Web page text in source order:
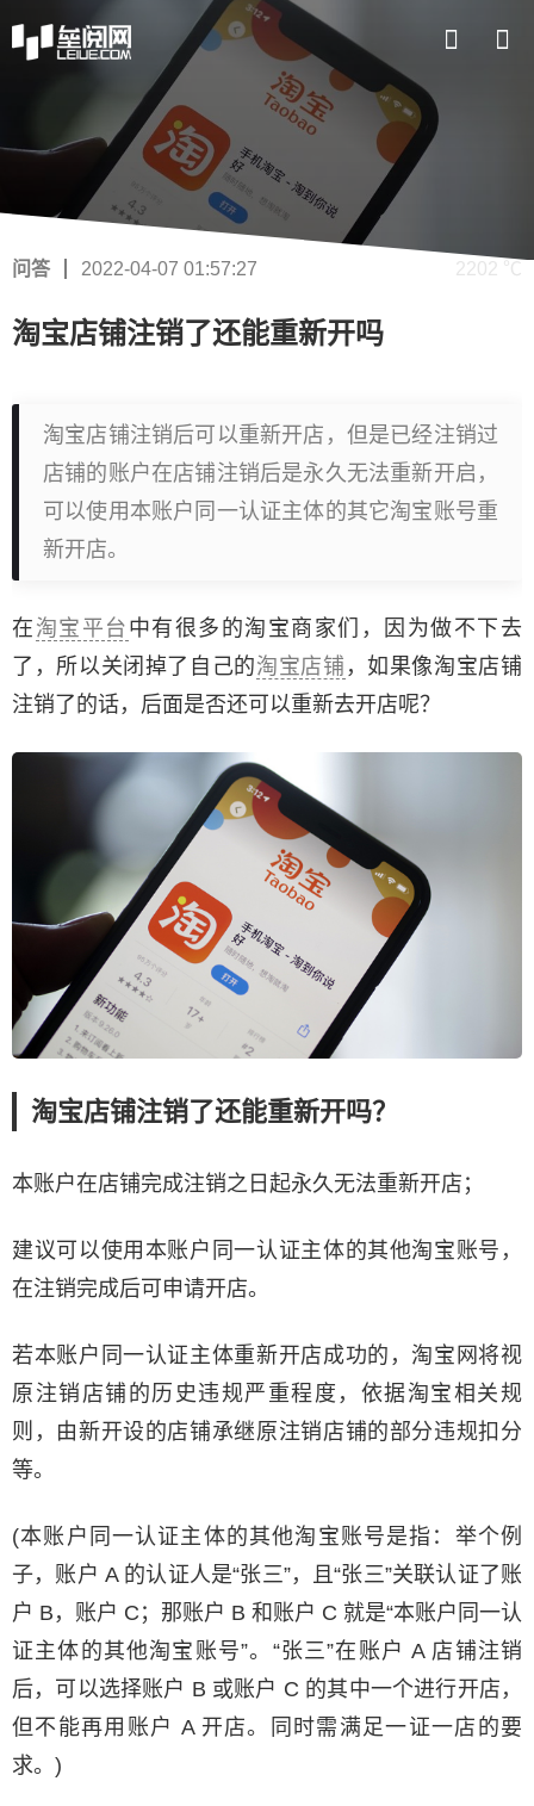
问答 2022-04-07 01:57:27 2202 ℃
淘宝店铺注销了还能重新开吗
淘宝店铺注销后可以重新开店，但是已经注销过
店铺的账户在店铺注销后是永久无法重新开启，
可以使用本账户同一认证主体的其它淘宝账号重
新开店。
在 淘宝平台 中有很多的淘宝商家们，因为做不下去
了，所以关闭掉了自己的淘宝店铺 ，如果像淘宝店铺
注销了的话，后面是否还可以重新去开店呢？
淘宝店铺注销了还能重新开吗？
本账户在店铺完成注销之日起永久无法重新开店；
建议可以使用本账户同一认证主体的其他淘宝账号，
在注销完成后可申请开店。
若本账户同一认证主体重新开店成功的，淘宝网将视
原注销店铺的历史违规严重程度，依据淘宝相关规
则，由新开设的店铺承继原注销店铺的部分违规扣分
等。
(本账户同一认证主体的其他淘宝账号是指：举个例
子，账户 A 的认证人是“张三”，且“张三”关联认证了账
户 B，账户 C；那账户 B 和账户 C 就是“本账户同一认
证主体的其他淘宝账号”。“张三”在账户 A 店铺注销
后，可以选择账户 B 或账户 C 的其中一个进行开店，
但不能再用账户 A 开店。同时需满足一证一店的要
求。)